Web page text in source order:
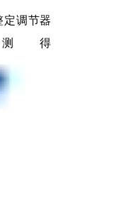
定调节器
得